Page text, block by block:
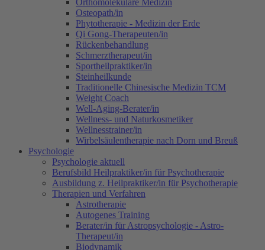
Orthomolekulare Medizin
Osteopath/in
Phytotherapie - Medizin der Erde
Qi Gong-Therapeuten/in
Rückenbehandlung
Schmerztherapeut/in
Sportheilpraktiker/in
Steinheilkunde
Traditionelle Chinesische Medizin TCM
Weight Coach
Well-Aging-Berater/in
Wellness- und Naturkosmetiker
Wellnesstrainer/in
Wirbelsäulentherapie nach Dorn und Breuß
Psychologie
Psychologie aktuell
Berufsbild Heilpraktiker/in für Psychotherapie
Ausbildung z. Heilpraktiker/in für Psychotherapie
Therapien und Verfahren
Astrotherapie
Autogenes Training
Berater/in für Astropsychologie - Astro-
Therapeut/in
Biodynamik